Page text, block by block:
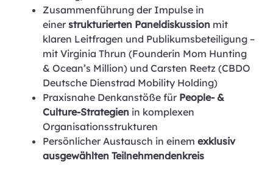
Zusammenführung der Impulse in
einer strukturierten Paneldiskussion mit
klaren Leitfragen und Publikumsbeteiligung –
mit Virginia Thrun (Founderin Mom Hunting
& Ocean’s Million) und Carsten Reetz (CBDO
Deutsche Dienstrad Mobility Holding)
Praxisnahe Denkanstöße für People- &
Culture-Strategien in komplexen
Organisationsstrukturen
Persönlicher Austausch in einem exklusiv
ausgewählten Teilnehmendenkreis